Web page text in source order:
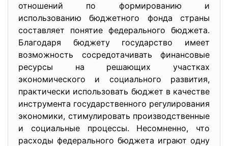
отношений по формированию и
использованию бюджетного фонда страны
составляет понятие федерального бюджета.
Благодаря бюджету государство имеет
возможность сосредотачивать финансовые
ресурсы на решающих участках
экономического и социального развития,
практически использовать бюджет в качестве
инструмента государственного регулирования
экономики, стимулировать производственные
и социальные процессы. Несомненно, что
расходы федерального бюджета играют одну